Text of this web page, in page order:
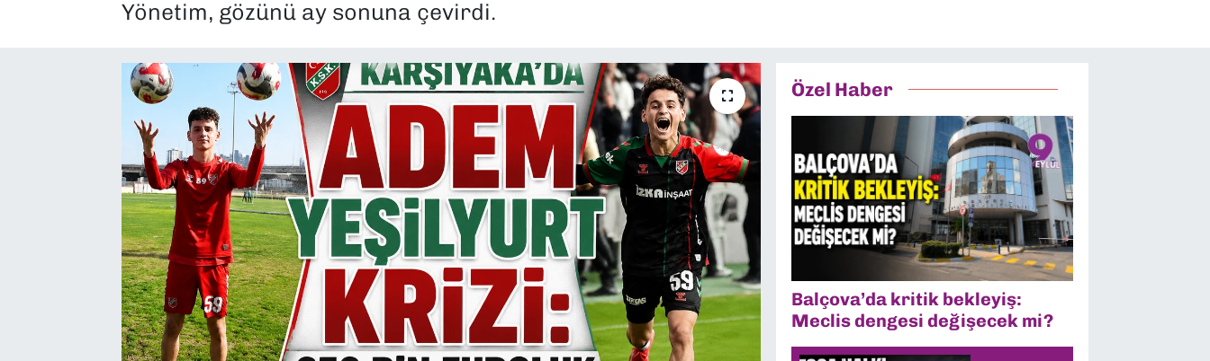
Yönetim, gözünü ay sonuna çevirdi.
Özel Haber
Balçova’da kritik bekleyiş:
Meclis dengesi değişecek mi?
TEKNOLOJİ
YEREL YÖNETİMLER